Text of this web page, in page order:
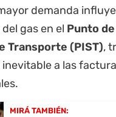
demanda
gas en el Punto
Transporte (PIST),
inevitable a las
MIRÁ TAMBIÉN: